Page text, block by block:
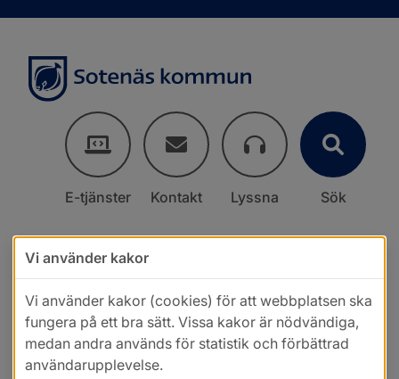
E-tjänster Kontakt Lyssna Sök
Vi använder kakor
Vi använder kakor (cookies) för att webbplatsen ska
fungera på ett bra sätt. Vissa kakor är nödvändiga,
medan andra används för statistik och förbättrad
användarupplevelse.